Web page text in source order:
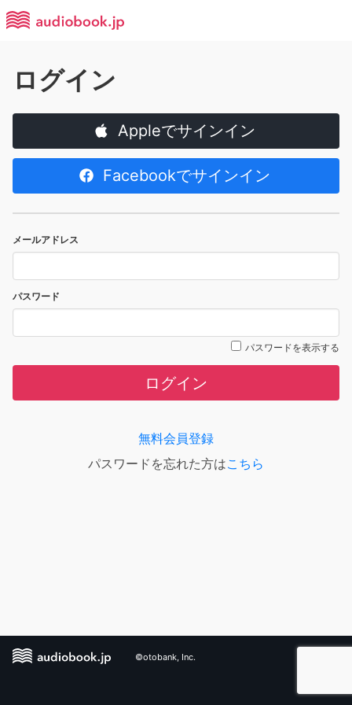
ログイン
Appleでサインイン
Facebookでサインイン
メールアドレス
パスワード
パスワードを表示する
ログイン
無料会員登録
パスワードを忘れた方はこちら
©otobank, Inc.